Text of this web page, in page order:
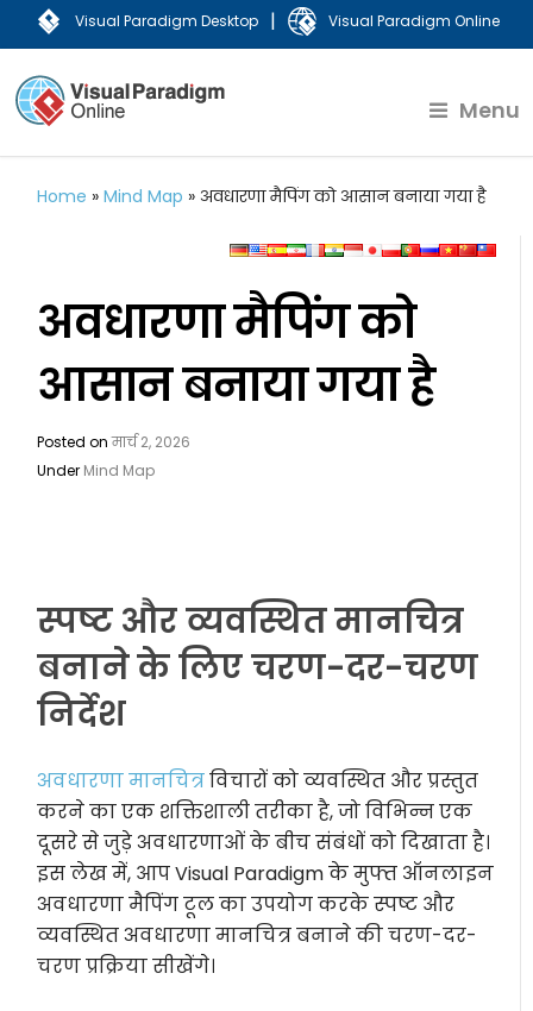
Visual Paradigm Desktop | Visual Paradigm Online
Menu
Home »Mind Map » अवधारणा मैपिंग को आसान बनाया गया है
अवधारणा मैपिंग को
आसान बनाया गया है
Posted onमार्च 2, 2026
Under Mind Map
स्पष्ट और व्यवस्थित मानचित्र
बनाने के लिए चरण-दर-चरण
निर्देश
अवधारणा मानचित्रविचारों को व्यवस्थित और प्रस्तुत
करने का एक शक्तिशाली तरीका है, जो विभिन्न एक
दूसरे से जुड़े अवधारणाओं के बीच संबंधों को दिखाता है।
इस लेख में, आप Visual Paradigm के मुफ्त ऑनलाइन
अवधारणा मैपिंग टूल का उपयोग करके स्पष्ट और
व्यवस्थित अवधारणा मानचित्र बनाने की चरण-दर-
चरण प्रक्रिया सीखेंगे।